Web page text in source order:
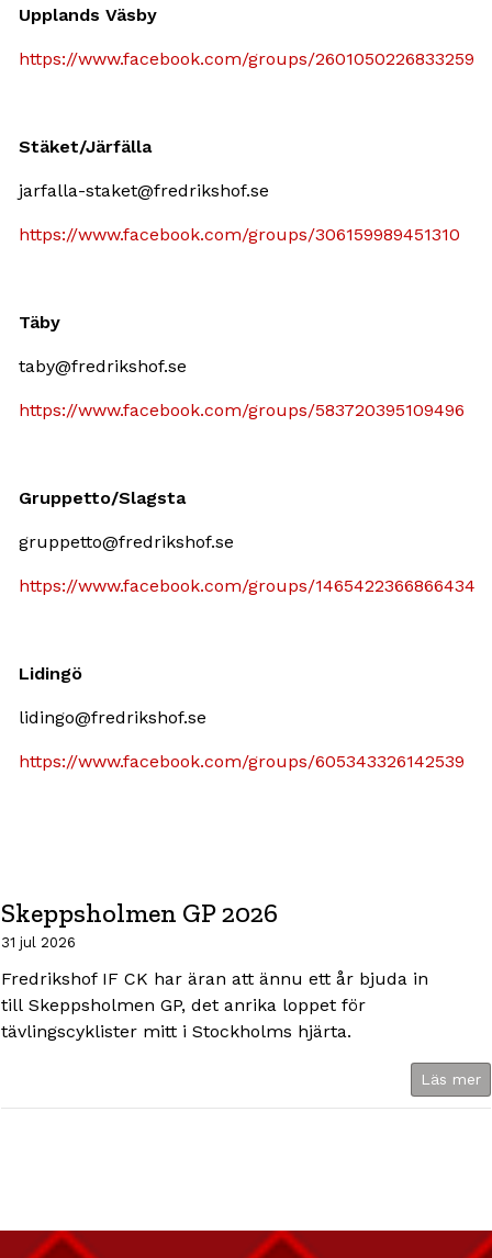
Skeppsholmen GP 2026
31 jul 2026
Fredrikshof IF CK har äran att ännu ett år bjuda in
till Skeppsholmen GP, det anrika loppet för
tävlingscyklister mitt i Stockholms hjärta.
Läs mer
Upplands Väsby
https://www.facebook.com/groups/2601050226833259
Stäket/Järfälla
jarfalla-staket@fredrikshof.se
https://www.facebook.com/groups/306159989451310
Täby
taby@fredrikshof.se
https://www.facebook.com/groups/583720395109496
Gruppetto/Slagsta
gruppetto@fredrikshof.se
https://www.facebook.com/groups/1465422366866434
Lidingö
lidingo@fredrikshof.se
https://www.facebook.com/groups/605343326142539